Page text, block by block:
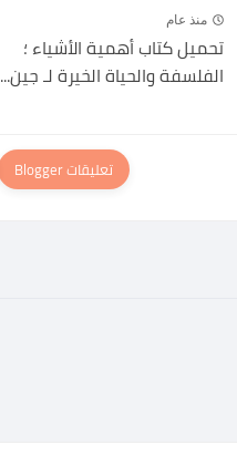
منذ عام
تحميل كتاب أھمية الأشياء ؛
الفلسفة والحياة الخيرة لـ جين...